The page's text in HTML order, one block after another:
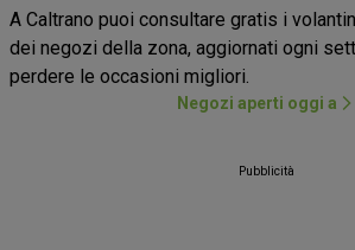
A Caltrano puoi consultare gratis i
dei negozi della zona, aggiornati ogni
perdere le occasioni migliori.
Negozi aperti oggi a
Pubblicità